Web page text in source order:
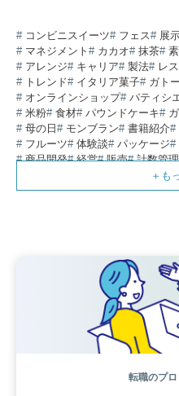
コンビニスイーツ フェス 展
マネジメント
カカオ 抹茶
アレンジ
キャリア 製法 レ
トレンド
イタリア菓子 ガトー
オンラインショップ
パティシ
米粉
食材 パウンドケーキ
母の日
モンブラン 書籍紹介
フルーツ
体験談 パッケージ
商品開発
経営 販売 計数管理
コラム
スイーツ
IT 業界事情 講習会
フランス オー
転職のプ